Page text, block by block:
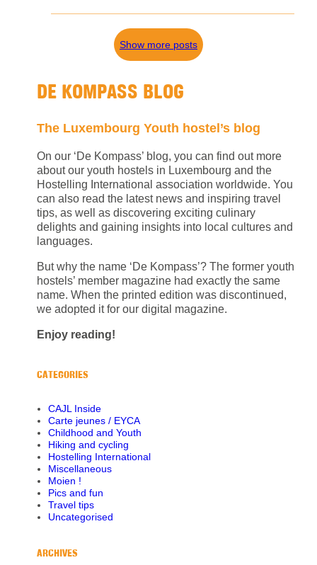
Show more posts
DE KOMPASS BLOG
The Luxembourg Youth hostel’s blog
On our ‘De Kompass’ blog, you can find out more
about our youth hostels in Luxembourg and the
Hostelling International association worldwide. You
can also read the latest news and inspiring travel
tips, as well as discovering exciting culinary
delights and gaining insights into local cultures and
languages.
But why the name ‘De Kompass’? The former youth
hostels’ member magazine had exactly the same
name. When the printed edition was discontinued,
we adopted it for our digital magazine.
Enjoy reading!
CATEGORIES
CAJL Inside
Carte jeunes / EYCA
Childhood and Youth
Hiking and cycling
Hostelling International
Miscellaneous
Moien !
Pics and fun
Travel tips
Uncategorised
ARCHIVES